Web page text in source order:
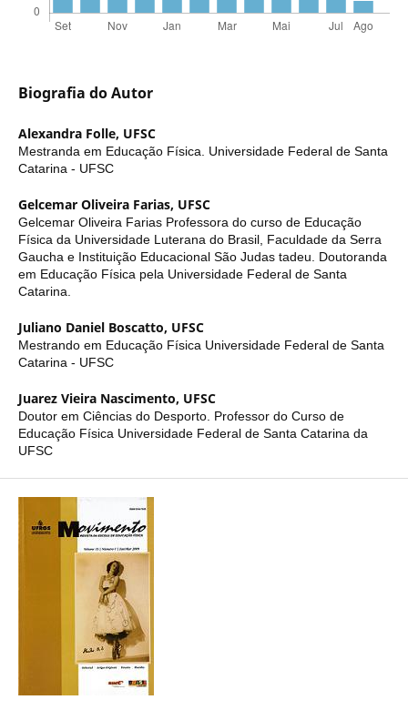
Biografia do Autor
Alexandra Folle, UFSC
Mestranda em Educação Física. Universidade Federal de Santa
Catarina - UFSC
Gelcemar Oliveira Farias, UFSC
Gelcemar Oliveira Farias Professora do curso de Educação
Física da Universidade Luterana do Brasil, Faculdade da Serra
Gaucha e Instituição Educacional São Judas tadeu. Doutoranda
em Educação Física pela Universidade Federal de Santa
Catarina.
Juliano Daniel Boscatto, UFSC
Mestrando em Educação Física Universidade Federal de Santa
Catarina - UFSC
Juarez Vieira Nascimento, UFSC
Doutor em Ciências do Desporto. Professor do Curso de
Educação Física Universidade Federal de Santa Catarina da
UFSC